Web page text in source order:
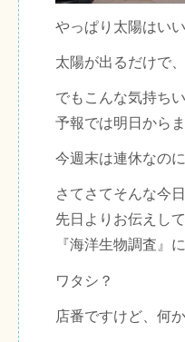
やっぱり太陽はいい
太陽が出るだけで
でもこんな気持ち
予報では明日から
今週末は連休なの
さてさてそんな今
先日よりお伝えし
『海洋生物調査』
ワタシ？
店番ですけど、何